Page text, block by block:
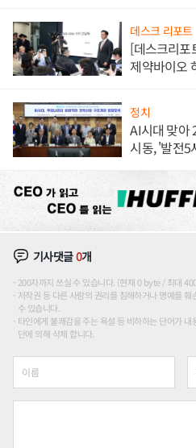
데스크 리포트
[데스크리포
제약바이오
정치
AI시대 맞아
시동, '발전5
기사댓글0개
200자까지 쓰실 수 있습니다. (현재 0 byte / 최대
저작권 등 다른 사람의 권리를 침해하거나 명예를
수 있습니다.
타인에게 불쾌감을 주는 욕설 등 비하하는 단어가
단에 의해 삭제 합니다.